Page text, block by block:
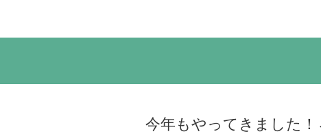
今年もやってきました！